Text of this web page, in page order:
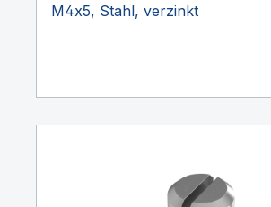
M4x5, Stahl, verzinkt